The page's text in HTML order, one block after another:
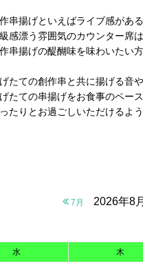
串揚げといえばライブ感がある
感漂う雰囲気のカウンター席
串揚げの醍醐味を味わいたい
たての創作串と共に揚げる音
たての串揚げをお食事のペー
たりとお過ごしいただけるよ
7月 2026年8月
水 木